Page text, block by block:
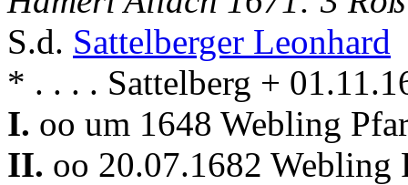
S.d. Sattelberger Leonhard
* . . . . Sattelberg +
I. oo um 1648 Webling
II. oo 20.07.1682